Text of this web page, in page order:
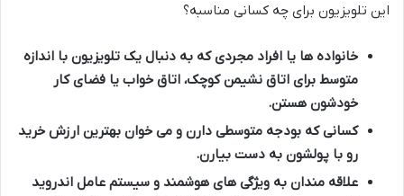
این تلویزیون برای چه کسانی مناسبه؟
خانواده ها یا افراد مجردی که به دنبال یک تلویزیون با اندازه
متوسط برای اتاق نشیمن کوچک، اتاق خواب یا فضای کار
خودشون هستن.
کسانی که بودجه متوسطی دارن و می خوان بهترین ارزش خرید
رو با پولشون به دست بیارن.
علاقه مندان به ویژگی های هوشمند و سیستم عامل اندروید